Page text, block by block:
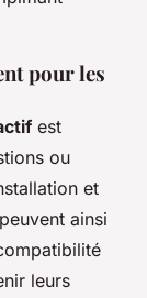
pour les
est
ou
et
ainsi
leurs